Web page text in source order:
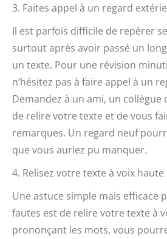
3. Faites appel à un regard
Il est parfois difficile de repérer
surtout après avoir passé un
un texte. Pour une révision
n’hésitez pas à faire appel à un
Demandez à un ami, un
de relire votre texte et de vous
remarques. Un regard neuf
que vous auriez pu manquer.
4. Relisez votre texte à voix haute
Une astuce simple mais efficace
fautes est de relire votre texte à
prononçant les mots, vous